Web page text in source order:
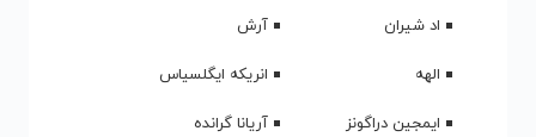
اد شیران
آرش
الهه
انریکه ایگلسیاس
ایمجین دراگونز
آریانا گرانده